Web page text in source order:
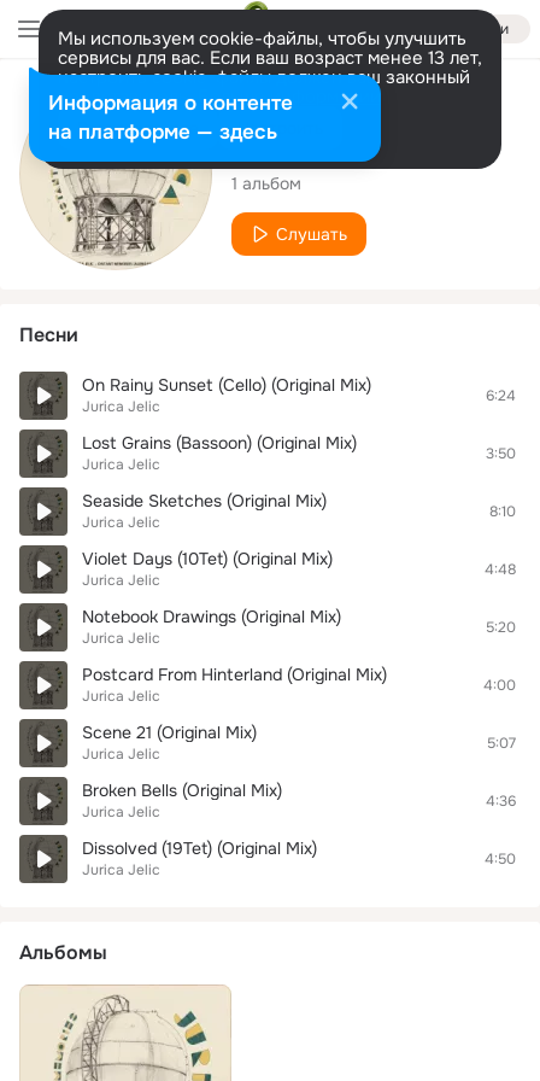
Войти
Мы используем cookie-файлы, чтобы улучшить
сервисы для вас. Если ваш возраст менее 13 лет,
настроить cookie-файлы должен ваш законный
представитель. Больше информации
Разрешить все Настроить
Исполнитель
Jurica Jelic
1 альбом
Слушать
Песни
On Rainy Sunset (Cello) (Original Mix)
Jurica Jelic
6:24
Lost Grains (Bassoon) (Original Mix)
Jurica Jelic
3:50
Seaside Sketches (Original Mix)
Jurica Jelic
8:10
Violet Days (10Tet) (Original Mix)
Jurica Jelic
4:48
Notebook Drawings (Original Mix)
Jurica Jelic
5:20
Postcard From Hinterland (Original Mix)
Jurica Jelic
4:00
Scene 21 (Original Mix)
Jurica Jelic
5:07
Broken Bells (Original Mix)
Jurica Jelic
4:36
Dissolved (19Tet) (Original Mix)
Jurica Jelic
4:50
Альбомы
Информация о контенте
на платформе — здесь